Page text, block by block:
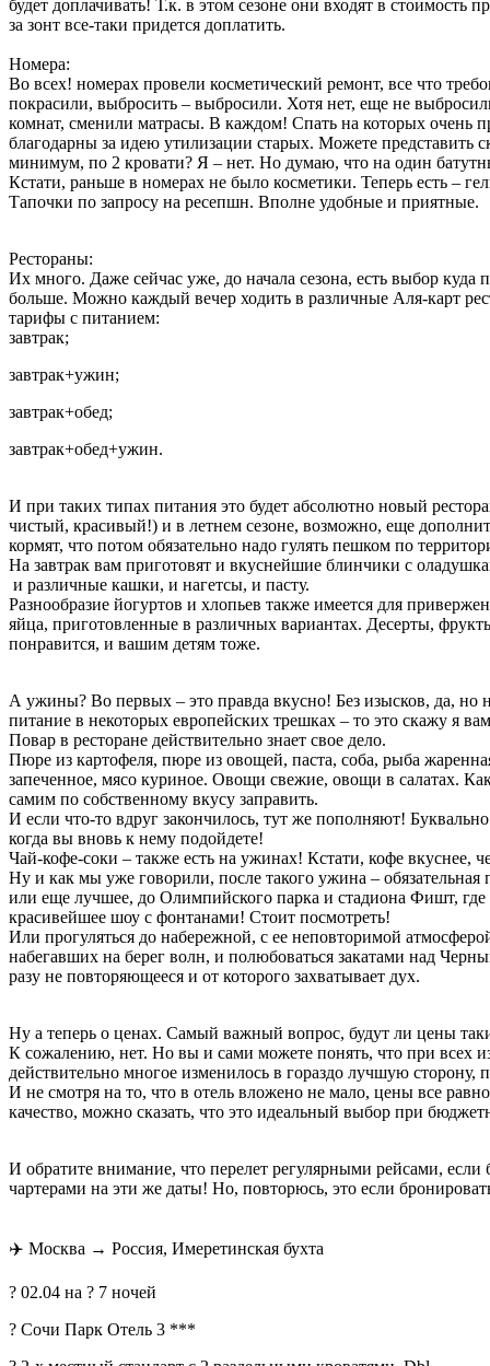
будет доплачивать! Т.к. в этом сезоне они входят в
за зонт все-таки придется доплатить.
Номера:
Во всех! номерах провели косметический ремонт, все что
покрасили, выбросить – выбросили. Хотя нет, еще не
комнат, сменили матрасы. В каждом! Спать на которых очень
благодарны за идею утилизации старых. Можете представить
минимум, по 2 кровати? Я – нет. Но думаю, что на один
Кстати, раньше в номерах не было косметики. Теперь есть –
Тапочки по запросу на ресепшн. Вполне удобные и приятные.
Рестораны:
Их много. Даже сейчас уже, до начала сезона, есть выбор куда
больше. Можно каждый вечер ходить в различные Аля-карт
тарифы с питанием:
завтрак;
завтрак+ужин;
завтрак+обед;
завтрак+обед+ужин.
И при таких типах питания это будет абсолютно новый
чистый, красивый!) и в летнем сезоне, возможно, еще
кормят, что потом обязательно надо гулять пешком по
На завтрак вам приготовят и вкуснейшие блинчики с
и различные кашки, и нагетсы, и пасту.
Разнообразие йогуртов и хлопьев также имеется для
яйца, приготовленные в различных вариантах. Десерты,
понравится, и вашим детям тоже.
А ужины? Во первых – это правда вкусно! Без изысков, да, но
питание в некоторых европейских трешках – то это скажу я
Повар в ресторане действительно знает свое дело.
Пюре из картофеля, пюре из овощей, паста, соба, рыба
запеченное, мясо куриное. Овощи свежие, овощи в салатах.
самим по собственному вкусу заправить.
И если что-то вдруг закончилось, тут же пополняют!
когда вы вновь к нему подойдете!
Чай-кофе-соки – также есть на ужинах! Кстати, кофе вкуснее,
Ну и как мы уже говорили, после такого ужина –
или еще лучшее, до Олимпийского парка и стадиона Фишт,
красивейшее шоу с фонтанами! Стоит посмотреть!
Или прогуляться до набережной, с ее неповторимой
набегавших на берег волн, и полюбоваться закатами над
разу не повторяющееся и от которого захватывает дух.
Ну а теперь о ценах. Самый важный вопрос, будут ли цены
К сожалению, нет. Но вы и сами можете понять, что при всех
действительно многое изменилось в гораздо лучшую сторону,
И не смотря на то, что в отель вложено не мало, цены все
качество, можно сказать, что это идеальный выбор при
И обратите внимание, что перелет регулярными рейсами, если
чартерами на эти же даты! Но, повторюсь, это если
✈ ️ Москва → Россия, Имеретинская бухта
? 02.04 на ? 7 ночей
? Сочи Парк Отель 3 ***